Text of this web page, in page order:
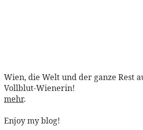
Wien, die Welt und der ganze Rest
Vollblut-Wienerin!
mehr.
Enjoy my blog!